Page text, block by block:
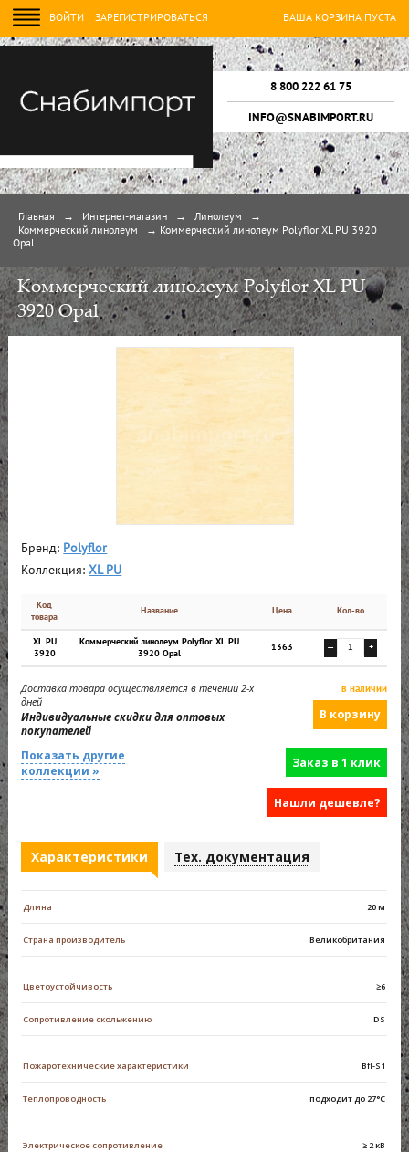
ВОЙТИ ЗАРЕГИСТРИРОВАТЬСЯ ВАША КОРЗИНА ПУСТА
8 800 222 61 75
INFO@SNABIMPORT.RU
Главная → Интернет-магазин → Линолеум
→
Коммерческий линолеум
→
Коммерческий линолеум Polyflor XL PU 3920
Opal
Коммерческий линолеум Polyflor XL PU
3920 Opal
Бренд: Polyflor
Коллекция:XL PU
Код
товара
Название Цена Кол-во
XL PU
3920
Коммерческий линолеум Polyflor XL PU
3920 Opal
1363 — +
Доставка товара осуществляется в течении 2-х
дней
Индивидуальные скидки для оптовых
покупателей
в наличии
Показать другие
коллекции »
Заказ в 1 клик
Нашли дешевле?
Характеристики Тех. документация
Длина 20 м
Страна производитель Великобритания
Цветоустойчивость ≥6
Сопротивление скольжению DS
Пожаротехнические характеристики Bfl-S1
Теплопроводность подходит до 27°C
Электрическое сопротивление ≥ 2 кВ